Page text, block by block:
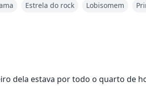
o alvo de um perseguidor psicopata
Estrela do rock Lobisomem
dela estava por todo o quarto de